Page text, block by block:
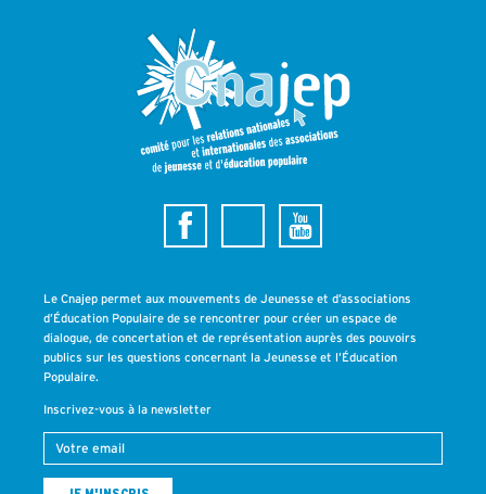
Le Cnajep permet aux mouvements de Jeunesse et d’associations
d’Éducation Populaire de se rencontrer pour créer un espace de
dialogue, de concertation et de représentation auprès des pouvoirs
publics sur les questions concernant la Jeunesse et l’Éducation
Populaire.
Inscrivez-vous à la newsletter